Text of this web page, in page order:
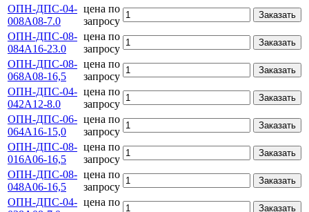
ОПН-ДПС-04-
008А08-7.0
цена по
запросу
Заказать
ОПН-ДПС-08-
084А16-23.0
цена по
запросу
Заказать
ОПН-ДПС-08-
068А08-16,5
цена по
запросу
Заказать
ОПН-ДПС-04-
042А12-8.0
цена по
запросу
Заказать
ОПН-ДПС-06-
064А16-15,0
цена по
запросу
Заказать
ОПН-ДПС-08-
016А06-16,5
цена по
запросу
Заказать
ОПН-ДПС-08-
048А06-16,5
цена по
запросу
Заказать
ОПН-ДПС-04- цена по
Заказать